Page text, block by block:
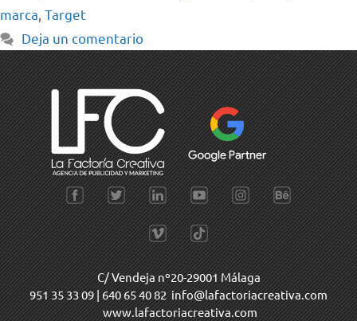
marca, Target
Deja un comentario
C/ Vendeja nº20-29001 Málaga
951 35 33 09 | 640 65 40 82 info@lafactoriacreativa.com
www.lafactoriacreativa.com